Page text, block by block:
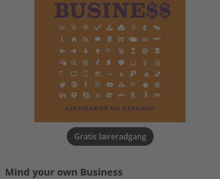
Gratis læreradgang
Mind your own Business